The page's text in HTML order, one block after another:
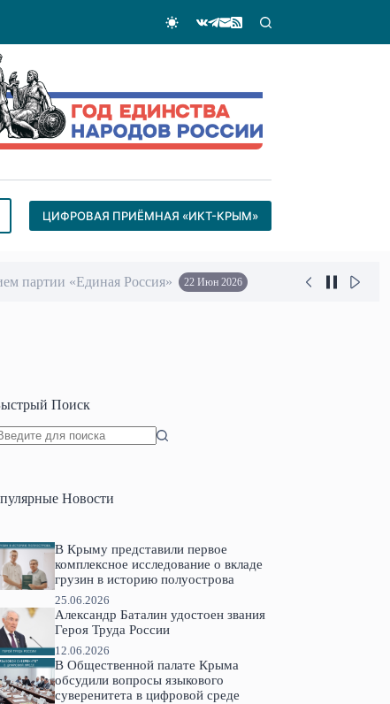
ЦИФРОВАЯ ПРИЁМНАЯ «ИКТ-КРЫМ»
партии «Единая Россия» 22 Июн 2026
Поиск
Новости
В Крыму представили первое
комплексное исследование о вкладе
грузин в историю полуострова
25.06.2026
Александр Баталин удостоен звания
Героя Труда России
12.06.2026
В Общественной палате Крыма
обсудили вопросы языкового
суверенитета в цифровой среде